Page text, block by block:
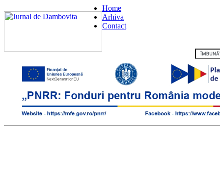
Home
Arhiva
Contact